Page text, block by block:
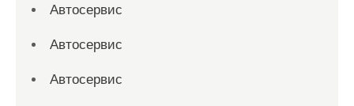
Автосервис
Автосервис
Автосервис